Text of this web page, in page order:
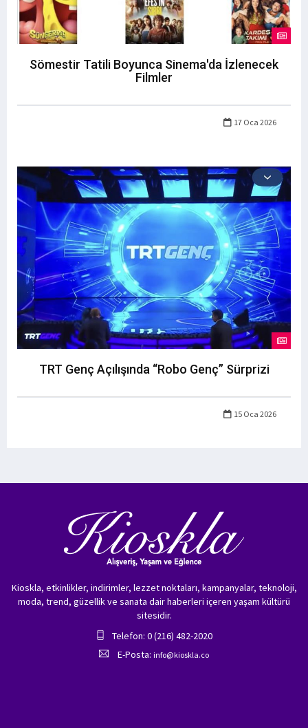
Sömestir Tatili Boyunca Sinema'da İzlenecek
Filmler
17 Oca 2026
TRT Genç Açılışında “Robo Genç” Sürprizi
15 Oca 2026
Kioskla, etkinlikler, indirimler, lezzet noktaları, kampanyalar, teknoloji,
moda, trend, güzellik ve sanata dair haberleri içeren yaşam kültürü
sitesidir.
Telefon: 0 (216) 482-2020
E-Posta: info@kioskla.co